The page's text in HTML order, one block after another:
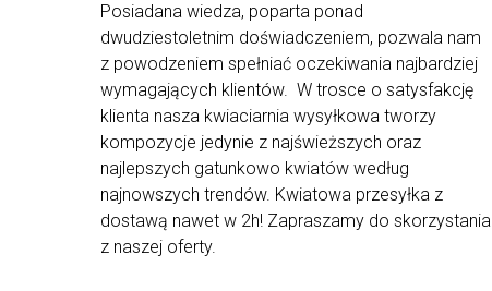
Posiadana wiedza, poparta ponad
dwudziestoletnim doświadczeniem, pozwala nam
z powodzeniem spełniać oczekiwania najbardziej
wymagających klientów. W trosce o satysfakcję
klienta nasza kwiaciarnia wysyłkowa tworzy
kompozycje jedynie z najświeższych oraz
najlepszych gatunkowo kwiatów według
najnowszych trendów. Kwiatowa przesyłka z
dostawą nawet w 2h! Zapraszamy do skorzystania
z naszej oferty.